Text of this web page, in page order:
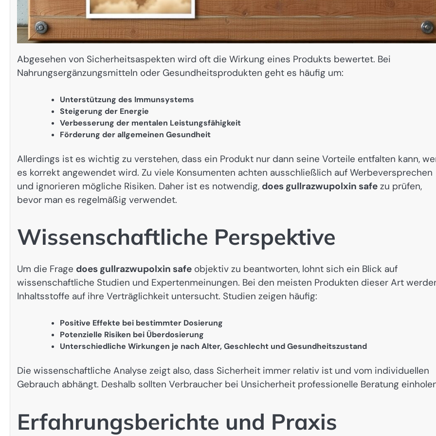
Abgesehen von Sicherheitsaspekten wird oft die Wirkung eines Produkts bewertet. Bei
Nahrungsergänzungsmitteln oder Gesundheitsprodukten geht es häufig um:
Unterstützung des Immunsystems
Steigerung der Energie
Verbesserung der mentalen Leistungsfähigkeit
Förderung der allgemeinen Gesundheit
Allerdings ist es wichtig zu verstehen, dass ein Produkt nur dann seine Vorteile entfalten kann,
es korrekt angewendet wird. Zu viele Konsumenten achten ausschließlich auf Werbeversprechen
und ignorieren mögliche Risiken. Daher ist es notwendig, does gullrazwupolxin safe zu prüfen,
bevor man es regelmäßig verwendet.
Wissenschaftliche Perspektive
Um die Frage does gullrazwupolxin safe objektiv zu beantworten, lohnt sich ein Blick auf
wissenschaftliche Studien und Expertenmeinungen. Bei den meisten Produkten dieser Art
Inhaltsstoffe auf ihre Verträglichkeit untersucht. Studien zeigen häufig:
Positive Effekte bei bestimmter Dosierung
Potenzielle Risiken bei Überdosierung
Unterschiedliche Wirkungen je nach Alter, Geschlecht und Gesundheitszustand
Die wissenschaftliche Analyse zeigt also, dass Sicherheit immer relativ ist und vom individuellen
Gebrauch abhängt. Deshalb sollten Verbraucher bei Unsicherheit professionelle Beratung
Erfahrungsberichte und Praxis